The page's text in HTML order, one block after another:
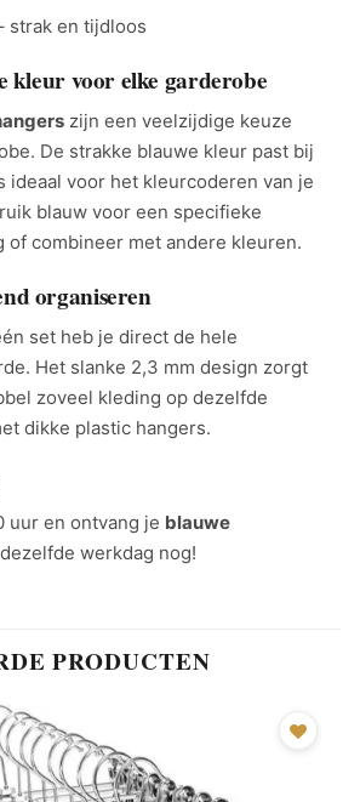
strak en tijdloos
kleur voor elke garderobe
zijn een veelzijdige keuze
De strakke blauwe kleur past bij
ideaal voor het kleurcoderen van je
blauw voor een specifieke
of combineer met andere kleuren.
organiseren
set heb je direct de hele
Het slanke 2,3 mm design zorgt
zoveel kleding op dezelfde
dikke plastic hangers.
uur en ontvang je blauwe
dezelfde werkdag nog!
PRODUCTEN